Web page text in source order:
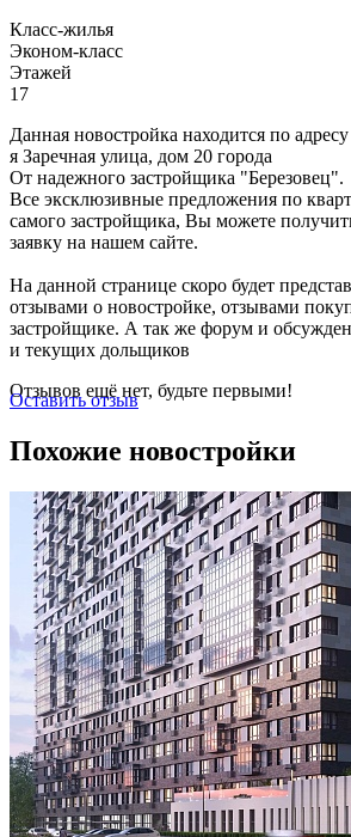
Класс-жилья
Эконом-класс
Этажей
17
Данная новостройка находится по
я Заречная улица, дом 20 города
От надежного застройщика "Березовец".
Все эксклюзивные предложения по
самого застройщика, Вы можете
заявку на нашем сайте.
На данной странице скоро будет
отзывами о новостройке, отзывами
застройщике. А так же форум и
и текущих дольщиков
Отзывов ещё нет, будьте первыми!
Оставить отзыв
Похожие новостройки